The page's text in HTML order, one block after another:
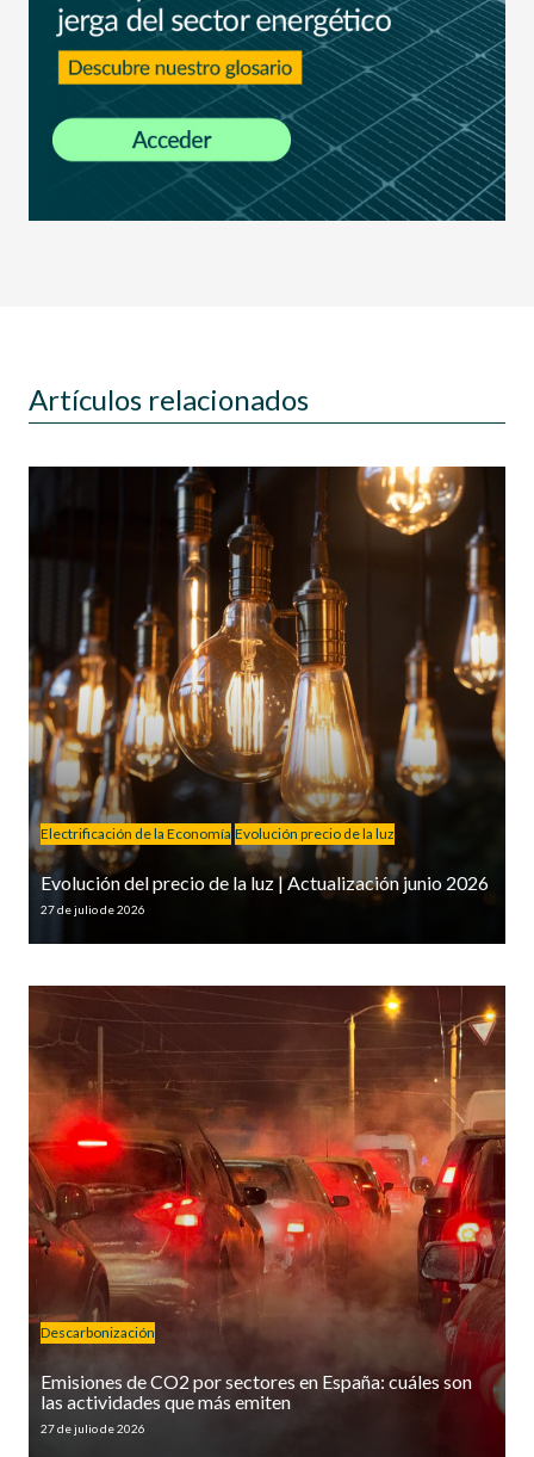
Artículos relacionados
Electrificación de la Economía Evolución precio de la luz
Evolución del precio de la luz | Actualización junio 2026
27 de julio de 2026
Descarbonización
Emisiones de CO2 por sectores en España: cuáles son
las actividades que más emiten
27 de julio de 2026